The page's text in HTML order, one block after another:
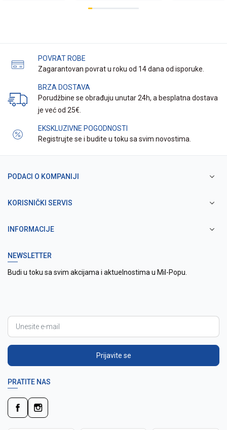
POVRAT ROBE
Zagarantovan povrat u roku od 14 dana od isporuke.
BRZA DOSTAVA
Porudžbine se obrađuju unutar 24h, a besplatna dostava
je već od 25€.
EKSKLUZIVNE POGODNOSTI
Registrujte se i budite u toku sa svim novostima.
PODACI O KOMPANIJI
KORISNIČKI SERVIS
INFORMACIJE
NEWSLETTER
Budi u toku sa svim akcijama i aktuelnostima u Mil-Popu.
Prijavite se
PRATITE NAS